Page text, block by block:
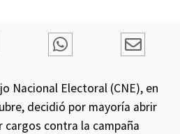
Nacional Electoral (CNE), en
decidió por mayoría abrir
contra la campaña